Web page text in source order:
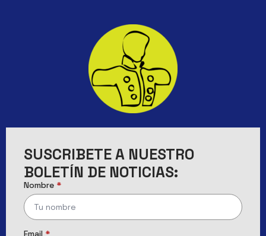
SUSCRIBETE A NUESTRO
BOLETÍN DE NOTICIAS:
Nombre *
Email *